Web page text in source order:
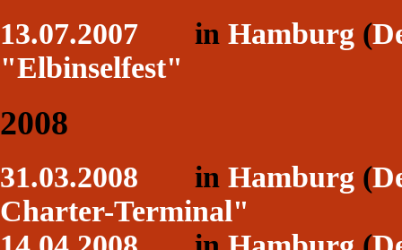
13.07.2007 in Hamburg (
"Elbinselfest"
2008
31.03.2008 in Hamburg (
Charter-Terminal"